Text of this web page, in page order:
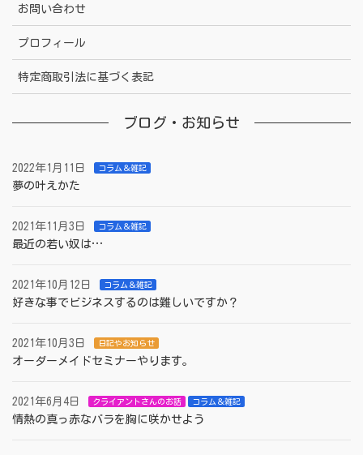
お問い合わせ
プロフィール
特定商取引法に基づく表記
ブログ・お知らせ
2022年1月11日 コラム＆雑記
夢の叶えかた
2021年11月3日 コラム＆雑記
最近の若い奴は…
2021年10月12日 コラム＆雑記
好きな事でビジネスするのは難しいですか？
2021年10月3日 日記やお知らせ
オーダーメイドセミナーやります。
2021年6月4日 クライアントさんのお話 コラム＆雑記
情熱の真っ赤なバラを胸に咲かせよう